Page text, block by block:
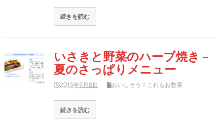
続きを読む
いさきと野菜のハーブ焼き –
夏のさっぱりメニュー
2015年5月8日 おいしそう！これもお惣菜
続きを読む